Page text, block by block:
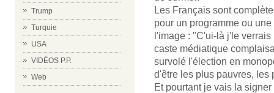
Trump
Turquie
USA
VIDÉOS P.P.
Web
Les Français sont
pour un programme ou
l'image : "C'ui-là j'le
caste médiatique
survolé l'élection en
d'être les plus pauvres, les
Et pourtant je vais la